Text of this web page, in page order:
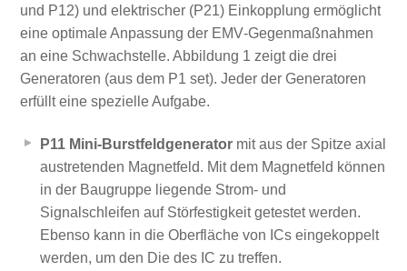
und P12) und elektrischer (P21) Einkopplung ermöglicht
eine optimale Anpassung der EMV‑Gegenmaßnahmen
an eine Schwachstelle. Abbildung 1 zeigt die drei
Generatoren (aus dem P1 set). Jeder der Generatoren
erfüllt eine spezielle Aufgabe.
P11 Mini-Burstfeldgeneratormit aus der Spitze axial
austretenden Magnetfeld. Mit dem Magnetfeld können
in der Baugruppe liegende Strom- und
Signalschleifen auf Störfestigkeit getestet werden.
Ebenso kann in die Oberfläche von ICs eingekoppelt
werden, um den Die des IC zu treffen.